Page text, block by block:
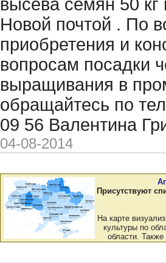
высева семян 50 кг
Новой почтой . По
приобретения и
вопросам посадки
выращивания в
обращайтесь по
09 56 Валентина
04-08-2014
Присутствуют
На карте
культуры по
области. Также